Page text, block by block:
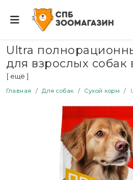
Ultra
для взроcлых собак
курицей - 600 г
[ ещё ]
Главная Для собак Сухой корм